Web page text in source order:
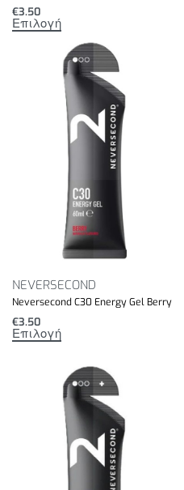
€3.50
Επιλογή
NEVERSECOND
Neversecond C30 Energy Gel Berry
€3.50
Επιλογή